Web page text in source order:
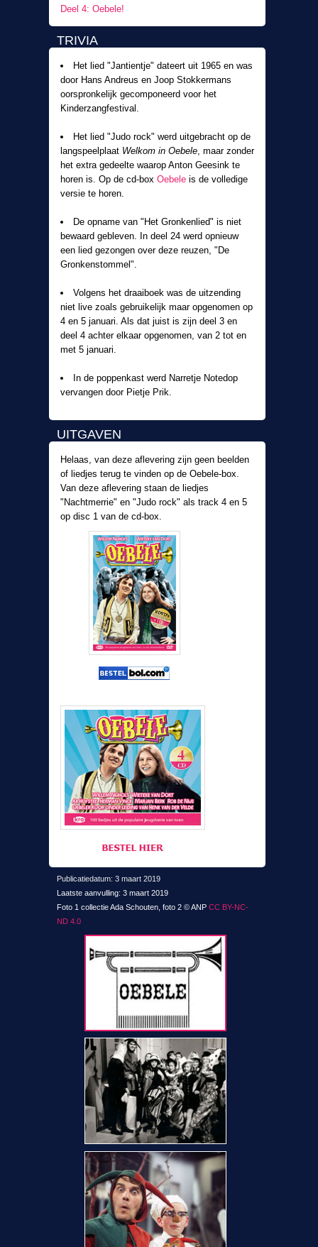
Deel 4: Oebele!
TRIVIA
Het lied "Jantientje" dateert uit 1965 en was
door Hans Andreus en Joop Stokkermans
oorspronkelijk gecomponeerd voor het
Kinderzangfestival.
Het lied "Judo rock" werd uitgebracht op de
langspeelplaat Welkom in Oebele, maar zonder
het extra gedeelte waarop Anton Geesink te
horen is. Op de cd-box Oebele is de volledige
versie te horen.
De opname van "Het Gronkenlied" is niet
bewaard gebleven. In deel 24 werd opnieuw
een lied gezongen over deze reuzen, "De
Gronkenstommel".
Volgens het draaiboek was de uitzending
niet live zoals gebruikelijk maar opgenomen op
4 en 5 januari. Als dat juist is zijn deel 3 en
deel 4 achter elkaar opgenomen, van 2 tot en
met 5 januari.
In de poppenkast werd Narretje Notedop
vervangen door Pietje Prik.
UITGAVEN
Publicatiedatum: 3 maart 2019
Laatste aanvulling: 3 maart 2019
Foto 1 collectie Ada Schouten, foto 2 © ANP CC BY-NC-
ND 4.0
Helaas, van deze aflevering zijn geen beelden
of liedjes terug te vinden op de Oebele-box.
Van deze aflevering staan de liedjes
"Nachtmerrie" en "Judo rock" als track 4 en 5
op disc 1 van de cd-box.